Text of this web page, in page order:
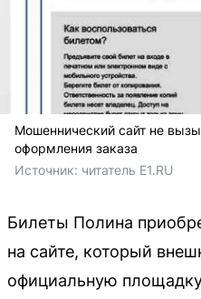
Мошеннический сайт не
оформления заказа
Источник: читатель E1.RU
Билеты Полина
на сайте, который
официальную